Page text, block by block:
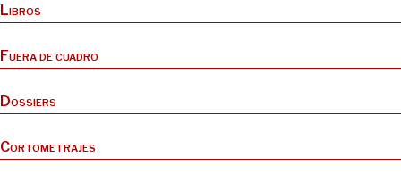
Libros
Fuera de cuadro
Dossiers
Cortometrajes